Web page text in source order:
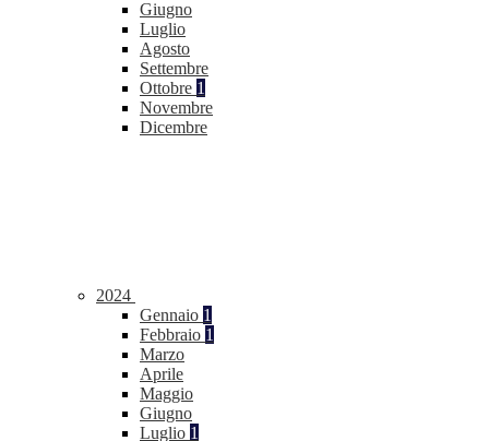
Giugno
Luglio
Agosto
Settembre
Ottobre 1
Novembre
Dicembre
2024
Gennaio 1
Febbraio 1
Marzo
Aprile
Maggio
Giugno
Luglio 1